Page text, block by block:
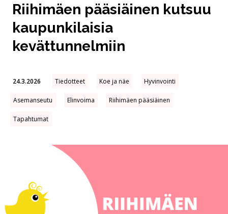
Riihimäen pääsiäinen kutsuu
kaupunkilaisia
kevättunnelmiin
24.3.2026 Tiedotteet Koe ja näe Hyvinvointi
Asemanseutu Elinvoima Riihimäen pääsiäinen
Tapahtumat